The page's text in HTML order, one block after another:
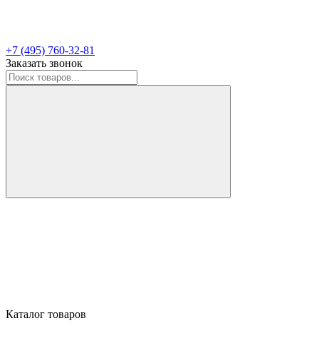
+7 (495) 760-32-81
Заказать звонок
Каталог товаров